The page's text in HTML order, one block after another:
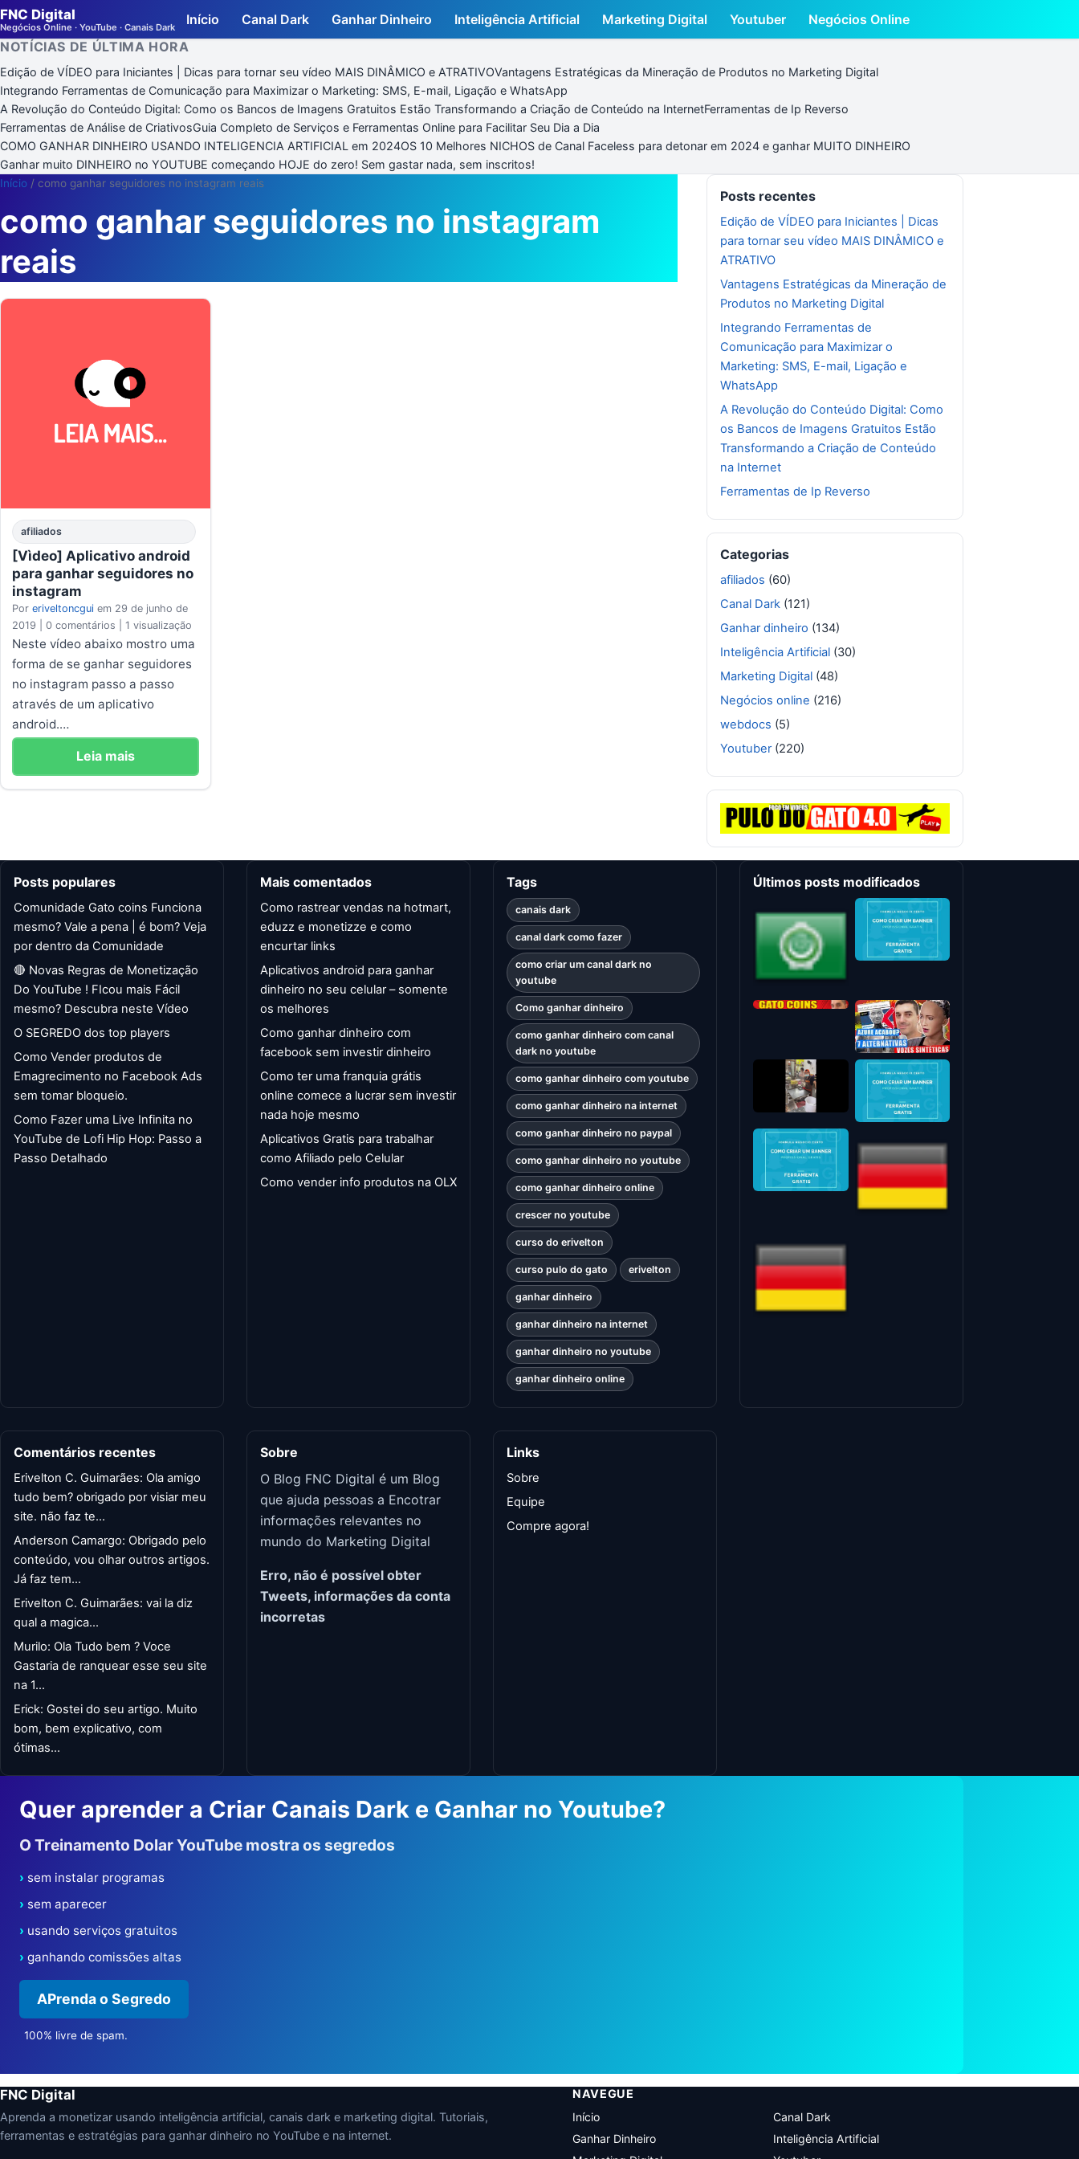
FNC Digital
Negócios Online · YouTube · Canais Dark Início Canal Dark Ganhar Dinheiro Inteligência Artificial Marketing Digital Youtuber
Negócios Online
NOTÍCIAS DE ÚLTIMA HORA
Edição de VÍDEO para Iniciantes | Dicas para tornar seu vídeo MAIS DINÂMICO e ATRATIVOVantagens Estratégicas da Mineração de Produtos no Marketing Digital
Integrando Ferramentas de Comunicação para Maximizar o Marketing: SMS, E-mail, Ligação e WhatsApp
A Revolução do Conteúdo Digital: Como os Bancos de Imagens Gratuitos Estão Transformando a Criação de Conteúdo na InternetFerramentas de Ip Reverso
Ferramentas de Análise de CriativosGuia Completo de Serviços e Ferramentas Online para Facilitar Seu Dia a Dia
COMO GANHAR DINHEIRO USANDO INTELIGENCIA ARTIFICIAL em 2024OS 10 Melhores NICHOS de Canal Faceless para detonar em 2024 e ganhar MUITO DINHEIRO
Ganhar muito DINHEIRO no YOUTUBE começando HOJE do zero! Sem gastar nada, sem inscritos!
Início / como ganhar seguidores no instagram reais
como ganhar seguidores no instagram
reais
afiliados
[Vìdeo] Aplicativo android
para ganhar seguidores no
instagram
Por eriveltoncgui em 29 de junho de
2019 | 0 comentários 1 visualização
Neste vídeo abaixo mostro uma
forma de se ganhar seguidores
no instagram passo a passo
através de um aplicativo
android.…
Leia mais
Posts recentes
Edição de VÍDEO para Iniciantes | Dicas
para tornar seu vídeo MAIS DINÂMICO e
ATRATIVO
Vantagens Estratégicas da Mineração de
Produtos no Marketing Digital
Integrando Ferramentas de
Comunicação para Maximizar o
Marketing: SMS, E-mail, Ligação e
WhatsApp
A Revolução do Conteúdo Digital: Como
os Bancos de Imagens Gratuitos Estão
Transformando a Criação de Conteúdo
na Internet
Ferramentas de Ip Reverso
Categorias
afiliados (60)
Canal Dark (121)
Ganhar dinheiro (134)
Inteligência Artificial (30)
Marketing Digital (48)
Negócios online (216)
webdocs (5)
Youtuber(220)
Posts populares
Comunidade Gato coins Funciona
mesmo? Vale a pena | é bom? Veja
por dentro da Comunidade
🔴 Novas Regras de Monetização
Do YouTube ! FIcou mais Fácil
mesmo? Descubra neste Vídeo
O SEGREDO dos top players
Como Vender produtos de
Emagrecimento no Facebook Ads
sem tomar bloqueio.
Como Fazer uma Live Infinita no
YouTube de Lofi Hip Hop: Passo a
Passo Detalhado
Mais comentados
Como rastrear vendas na hotmart,
eduzz e monetizze e como
encurtar links
Aplicativos android para ganhar
dinheiro no seu celular – somente
os melhores
Como ganhar dinheiro com
facebook sem investir dinheiro
Como ter uma franquia grátis
online comece a lucrar sem investir
nada hoje mesmo
Aplicativos Gratis para trabalhar
como Afiliado pelo Celular
Como vender info produtos na OLX
Tags
canais dark
canal dark como fazer
como criar um canal dark no
youtube
Como ganhar dinheiro
como ganhar dinheiro com canal
dark no youtube
como ganhar dinheiro com youtube
como ganhar dinheiro na internet
como ganhar dinheiro no paypal
como ganhar dinheiro no youtube
como ganhar dinheiro online
crescer no youtube
curso do erivelton
curso pulo do gato erivelton
ganhar dinheiro
ganhar dinheiro na internet
ganhar dinheiro no youtube
ganhar dinheiro online
Últimos posts modificados
Comentários recentes
Erivelton C. Guimarães: Ola amigo
tudo bem? obrigado por visiar meu
site. não faz te...
Anderson Camargo: Obrigado pelo
conteúdo, vou olhar outros artigos.
Já faz tem...
Erivelton C. Guimarães: vai la diz
qual a magica...
Murilo: Ola Tudo bem ? Voce
Gastaria de ranquear esse seu site
na 1...
Erick: Gostei do seu artigo. Muito
bom, bem explicativo, com
ótimas...
Sobre
O Blog FNC Digital é um Blog
que ajuda pessoas a Encotrar
informações relevantes no
mundo do Marketing Digital
Erro, não é possível obter
Tweets, informações da conta
incorretas
Links
Sobre
Equipe
Compre agora!
Quer aprender a Criar Canais Dark e Ganhar no Youtube?
O Treinamento Dolar YouTube mostra os segredos
sem instalar programas
sem aparecer
usando serviços gratuitos
ganhando comissões altas
APrenda o Segredo
100% livre de spam.
FNC Digital
Aprenda a monetizar usando inteligência artificial, canais dark e marketing digital. Tutoriais,
ferramentas e estratégias para ganhar dinheiro no YouTube e na internet.
NAVEGUE
Início
Canal Dark
Ganhar Dinheiro
Inteligência Artificial